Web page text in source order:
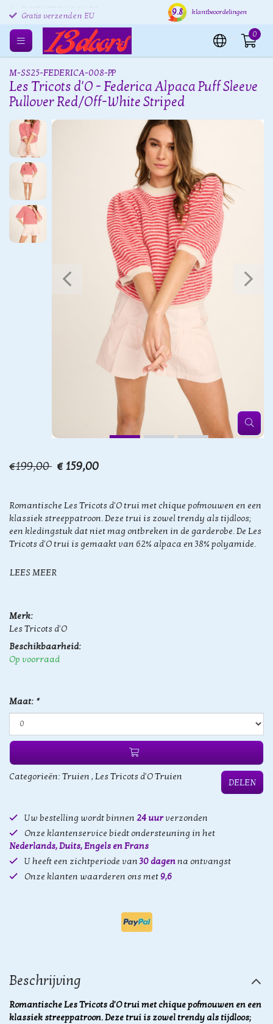
Gratis retourneren EU Verzending binnen 24 uur
9.8 klantbeoordelingen
0
M-SS25-FEDERICA-008-PP
Les Tricots d'O - Federica Alpaca Puff Sleeve
Pullover Red/Off-White Striped
€199,00 € 159,00
Romantische Les Tricots d'O trui met chique pofmouwen en een
klassiek streeppatroon. Deze trui is zowel trendy als tijdloos;
een kledingstuk dat niet mag ontbreken in de garderobe. De Les
Tricots d'O trui is gemaakt van 62% alpaca en 38% polyamide.
LEES MEER
Merk:
Les Tricots d'O
Beschikbaarheid:
Op voorraad
Maat: *
Categorieën: Truien , Les Tricots d'O Truien
DELEN
Uw bestelling wordt binnen 24 uurverzonden
Onze klantenservice biedt ondersteuning in het
Nederlands, Duits, Engels en Frans
U heeft een zichtperiode van30 dagenna ontvangst
Onze klanten waarderen ons met 9,6
Beschrijving
Romantische Les Tricots d'O trui met chique pofmouwen en een
klassiek streeppatroon. Deze trui is zowel trendy als tijdloos;